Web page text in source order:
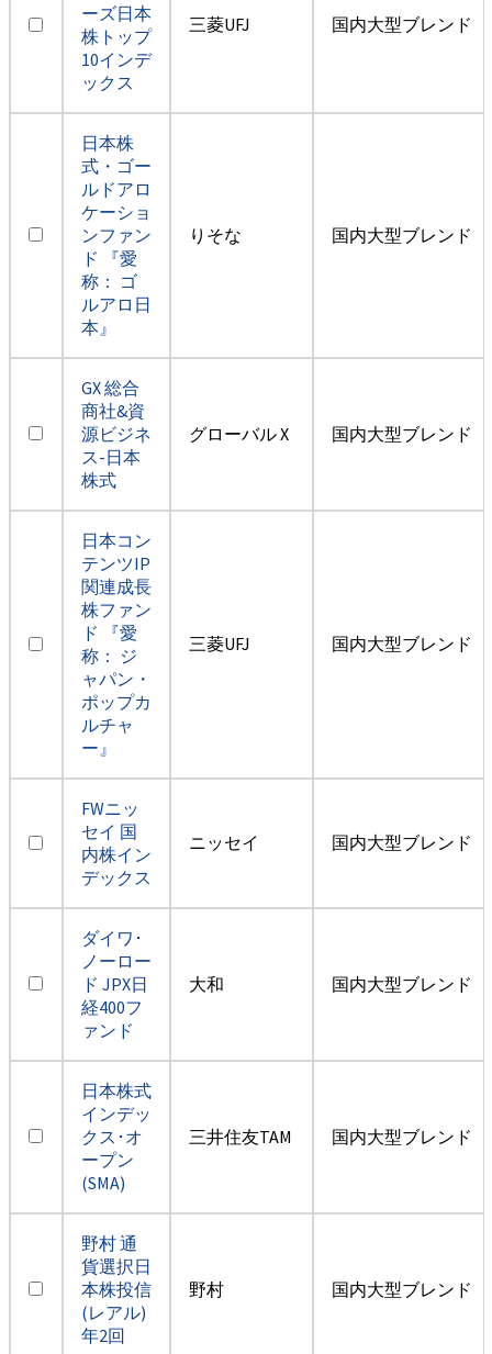
ーズ日本
株トップ
10インデ
ックス
三菱UFJ 国内大型ブレンド
日本株
式・ゴー
ルドアロ
ケーショ
ンファン
ド 『愛
称： ゴ
ルアロ日
本』
りそな 国内大型ブレンド
GX 総合
商社&資
源ビジネ
ス-日本
株式
グローバル X 国内大型ブレンド
日本コン
テンツIP
関連成長
株ファン
ド 『愛
称： ジ
ャパン・
ポップカ
ルチャ
ー』
三菱UFJ 国内大型ブレンド
FWニッ
セイ 国
内株イン
デックス
ニッセイ 国内大型ブレンド
ダイワ･
ノーロー
ド JPX日
経400フ
ァンド
大和 国内大型ブレンド
日本株式
インデッ
クス･オ
ープン
(SMA)
三井住友TAM 国内大型ブレンド
野村 通
貨選択日
本株投信
(レアル)
年2回
野村 国内大型ブレンド